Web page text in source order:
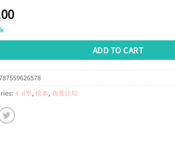
ADD TO CART
4~6岁, 绘本, 自我认知